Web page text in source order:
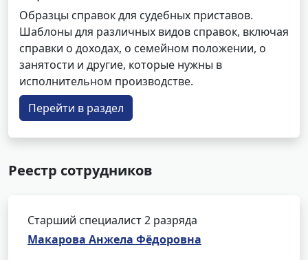
Образцы справок для судебных приставов.
Шаблоны для различных видов справок, включая
справки о доходах, о семейном положении, о
занятости и другие, которые нужны в
исполнительном производстве.
Перейти в раздел
Реестр сотрудников
Старший специалист 2 разряда
Макарова Анжела Фёдоровна